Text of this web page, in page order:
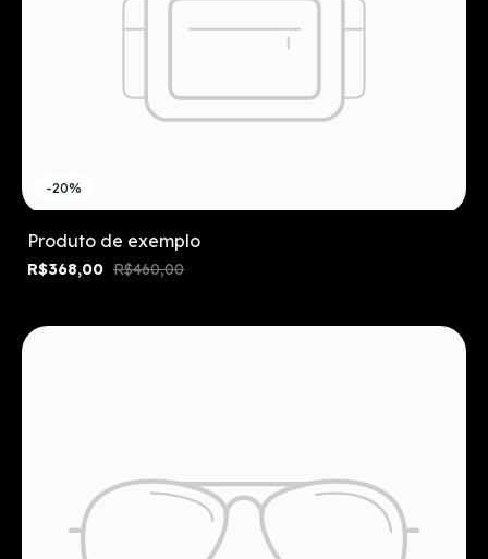
-20%
Produto de exemplo
R$368,00 R$460,00